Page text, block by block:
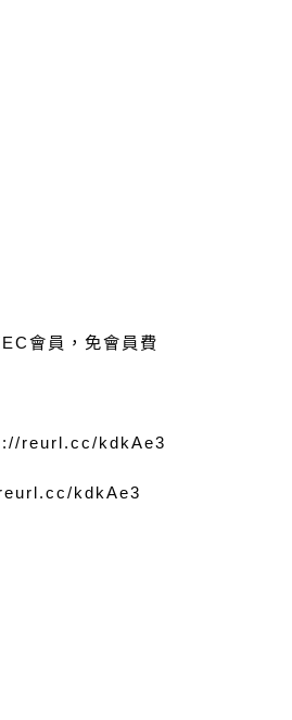
會員，免會員費
reurl.cc/kdkAe3
kdkAe3